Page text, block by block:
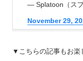
— Splatoon（ス
November 29,
▼ こちらの記事もお楽